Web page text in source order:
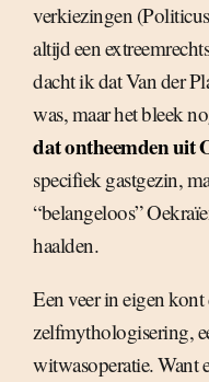
verkiezingen
altijd een
dacht ik dat Van der
was, maar het bleek
dat ontheemden uit
specifiek gastgezin,
“belangeloos”
haalden.
Een veer in eigen
zelfmythologisering,
witwasoperatie. Want